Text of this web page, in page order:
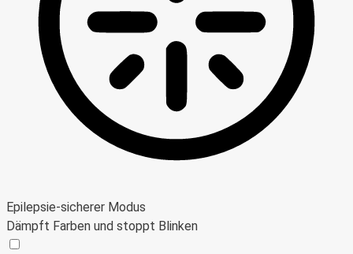
Epilepsie-sicherer Modus
Dämpft Farben und stoppt Blinken